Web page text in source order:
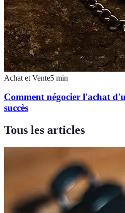
Achat et Vente5 min
Comment négocier l'achat
succès
Tous les articles